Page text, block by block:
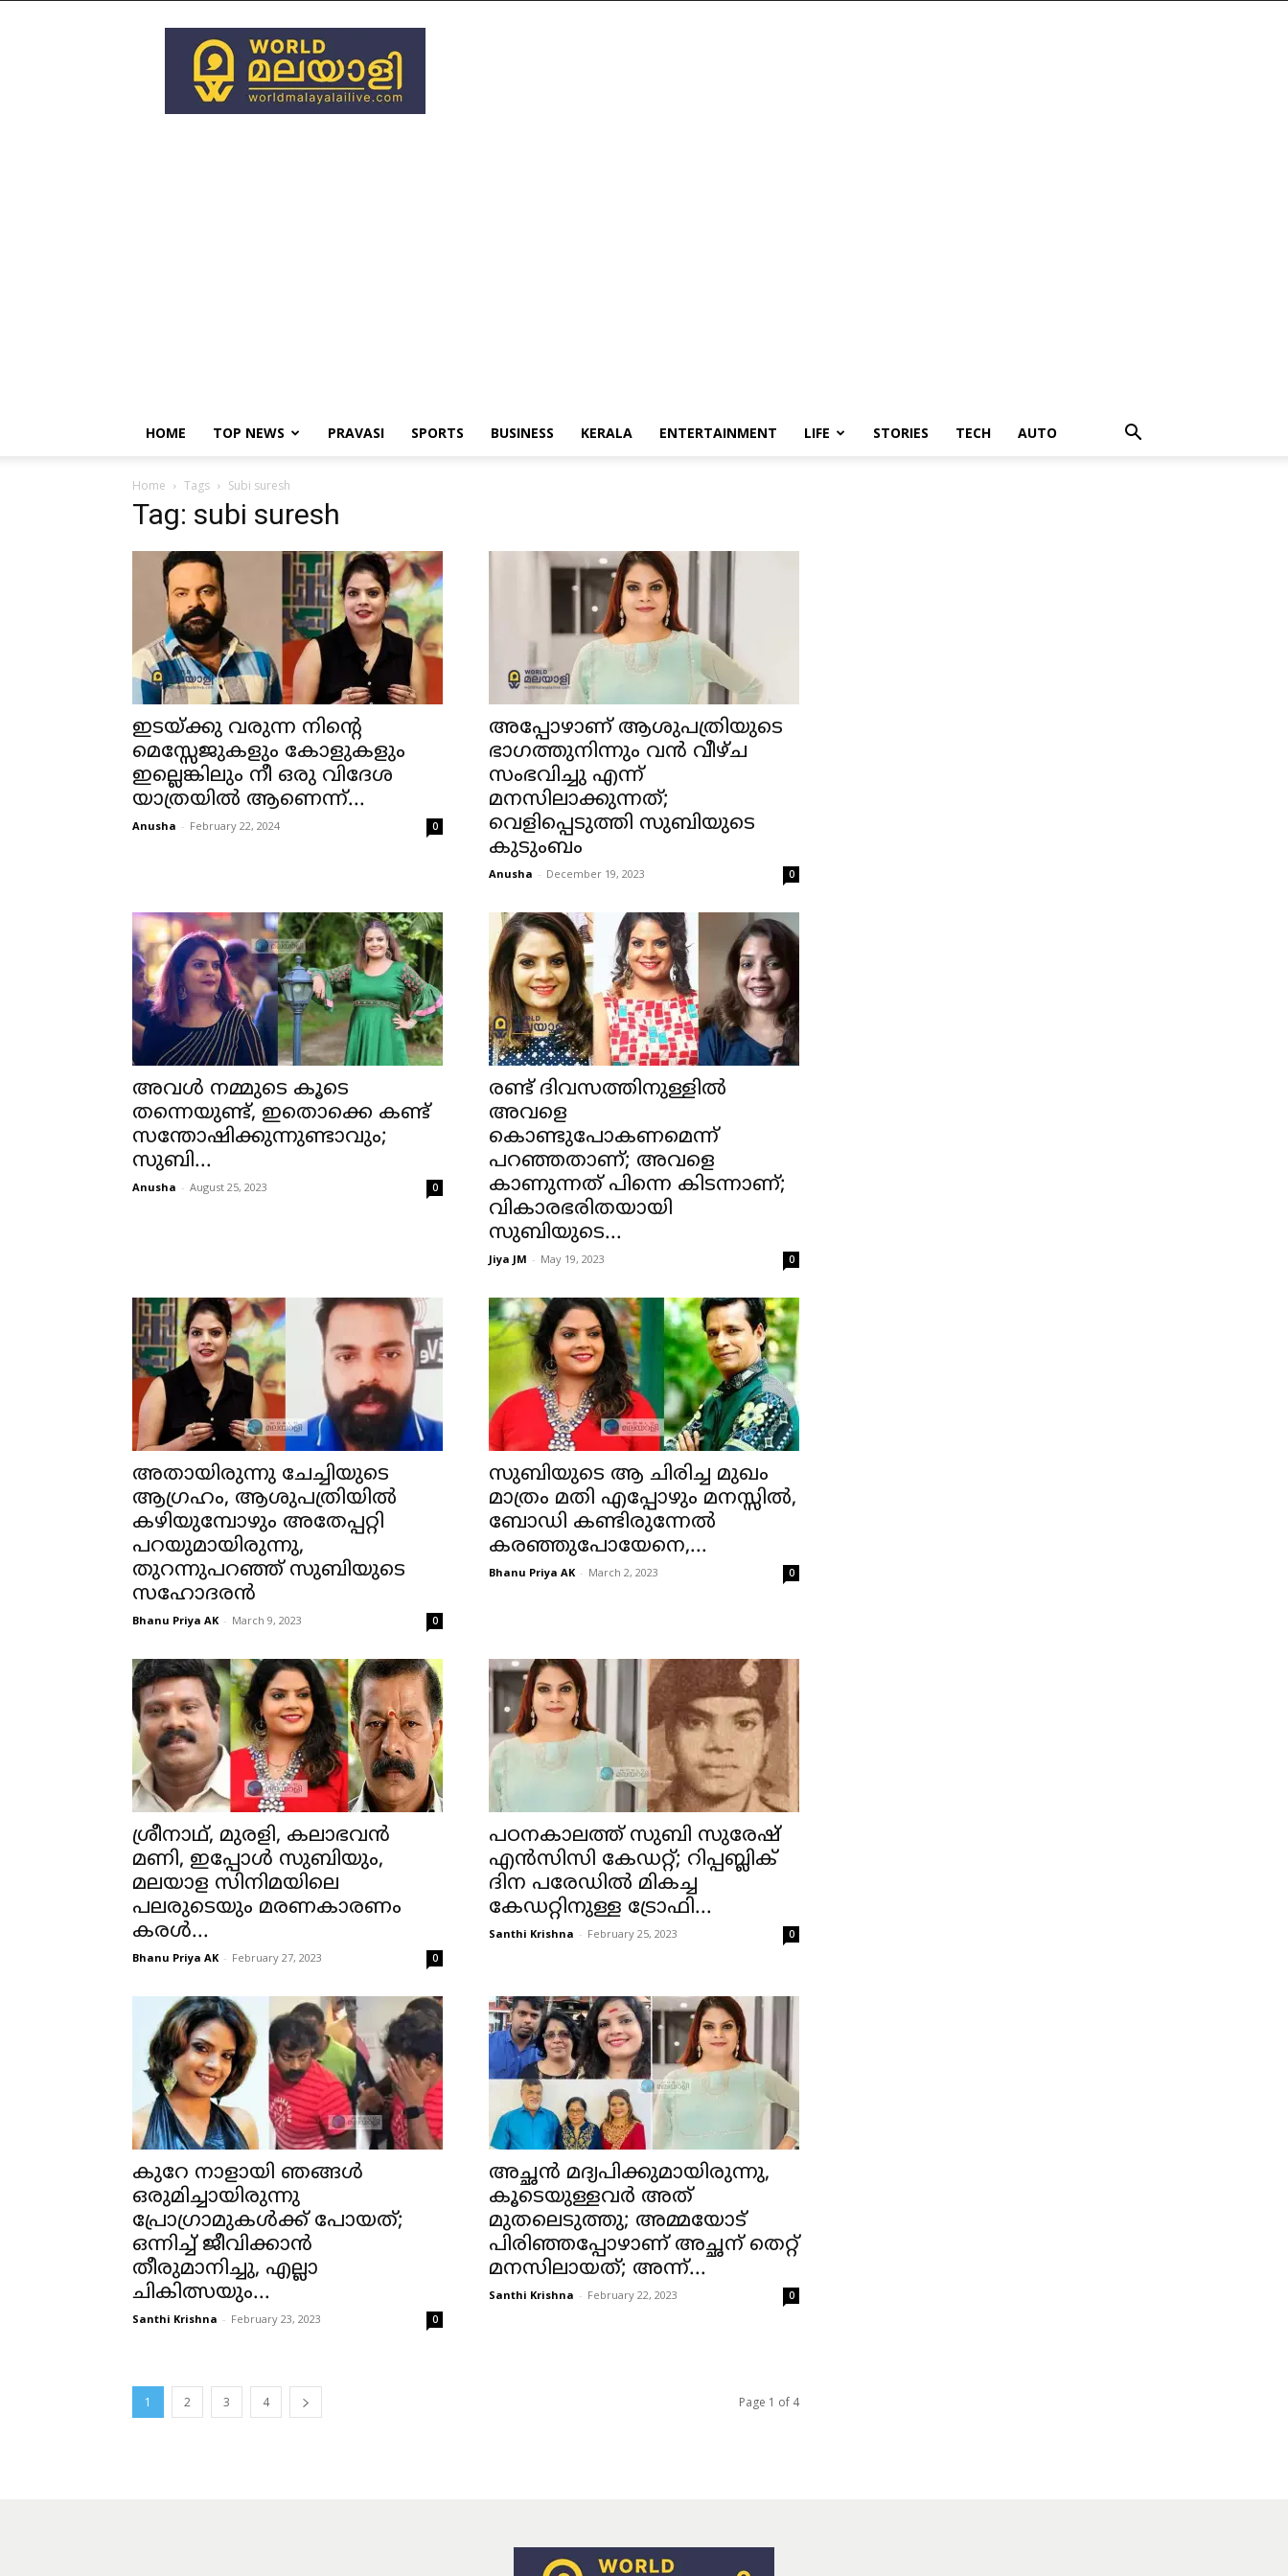
World
Malayali
Live
HOME TOP NEWS PRAVASI SPORTS BUSINESS KERALA ENTERTAINMENT LIFE STORIES TECH AUTO
Home Tags Subi suresh
Tag: subi suresh
ഇടയ്ക്കു വരുന്ന നിന്റെ
മെസ്സേജുകളും കോളുകളും
ഇല്ലെങ്കിലും നീ ഒരു വിദേശ
യാത്രയില്‍ ആണെന്ന്...
Anusha - February 22, 2024 0
അപ്പോഴാണ് ആശുപത്രിയുടെ
ഭാഗത്തുനിന്നും വന്‍ വീഴ്ച
സംഭവിച്ചു എന്ന്
മനസിലാക്കുന്നത്;
വെളിപ്പെടുത്തി സുബിയുടെ
കുടുംബം
Anusha - December 19, 2023 0
അവള്‍ നമ്മുടെ കൂടെ
തന്നെയുണ്ട്, ഇതൊക്കെ കണ്ട്
സന്തോഷിക്കുന്നുണ്ടാവും;
സുബി...
Anusha - August 25, 2023 0
രണ്ട് ദിവസത്തിനുള്ളിൽ
അവളെ
കൊണ്ടുപോകണമെന്ന്
പറഞ്ഞതാണ്; അവളെ
കാണുന്നത് പിന്നെ കിടന്നാണ്;
വികാരഭരിതയായി
സുബിയുടെ...
Jiya JM - May 19, 2023 0
അതായിരുന്നു ചേച്ചിയുടെ
ആഗ്രഹം, ആശുപത്രിയില്‍
കഴിയുമ്പോഴും അതേപ്പറ്റി
പറയുമായിരുന്നു,
തുറന്നുപറഞ്ഞ് സുബിയുടെ
സഹോദരന്‍
Bhanu Priya AK - March 9, 2023 0
സുബിയുടെ ആ ചിരിച്ച മുഖം
മാത്രം മതി എപ്പോഴും മനസ്സില്‍,
ബോഡി കണ്ടിരുന്നേല്‍
കരഞ്ഞുപോയേനെ,...
Bhanu Priya AK - March 2, 2023 0
ശ്രീനാഥ്, മുരളി, കലാഭവന്‍
മണി, ഇപ്പോള്‍ സുബിയും,
മലയാള സിനിമയിലെ
പലരുടെയും മരണകാരണം
കരള്‍...
Bhanu Priya AK - February 27, 2023 0
പഠനകാലത്ത് സുബി സുരേഷ്
എൻസിസി കേഡറ്റ്; റിപ്പബ്ലിക്
ദിന പരേഡിൽ മികച്ച
കേഡറ്റിനുള്ള ട്രോഫി...
Santhi Krishna - February 25, 2023 0
കുറേ നാളായി ഞങ്ങൾ
ഒരുമിച്ചായിരുന്നു
പ്രോഗ്രാമുകൾക്ക് പോയത്;
ഒന്നിച്ച് ജീവിക്കാൻ
തീരുമാനിച്ചു, എല്ലാ
ചികിത്സയും...
Santhi Krishna - February 23, 2023 0
അച്ഛൻ മദ്യപിക്കുമായിരുന്നു,
കൂടെയുള്ളവർ അത്
മുതലെടുത്തു; അമ്മയോട്
പിരിഞ്ഞപ്പോഴാണ് അച്ഛന് തെറ്റ്
മനസിലായത്; അന്ന്...
Santhi Krishna - February 22, 2023 0
1 2 3 4 Page 1 of 4